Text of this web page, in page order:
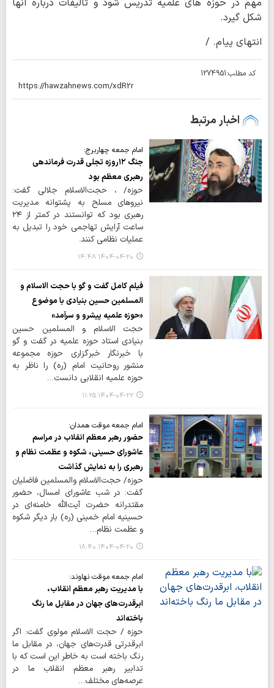
شکل گیرد.
انتهای پیام. /
کد مطلب:1274951
اخبار مرتبط
امام جمعه چهاربرج:
جنگ ۱۲روزه تجلی قدرت فرماندهی
رهبری معظم بود
حوزه/ ، حجت‌الاسلام جلالی گفت:
نیروهای مسلح به پشتوانه مدیریت
رهبری بود که توانستند در کمتر از ۲۴
ساعت آرایش تهاجمی خود را تبدیل به
عملیات نظامی کنند.
۱۴۰۴-۰۴-۲۰ ۱۴:۴۸
فیلم کامل گفت و گو با حجت الاسلام و
المسلمین حسین بنیادی با موضوع
«حوزه علمیه پیشرو و سرآمد»
حجت الاسلام و المسلمین حسین
بنیادی استاد حوزه علمیه در گفت و گو
با خبرنگار خبرگزاری حوزه مجموعه
منشور روحانیت امام (ره) را ناظر به
حوزه علمیه انقلابی دانست…
۱۴۰۴-۰۴-۲۲ ۱۱:۲۵
امام جمعه موقت همدان:
حضور رهبر معظم انقلاب در مراسم
عاشورای حسینی، شکوه و عظمت نظام و
رهبری را به نمایش گذاشت
حوزه/ حجت‌الاسلام والمسلمین فاضلیان
گفت: در شب عاشورای امسال، حضور
مقتدرانه حضرت آیت‌الله خامنه‌ای در
حسینیه امام خمینی (ره) بار دیگر شکوه
و عظمت نظام…
۱۴۰۴-۰۴-۲۰ ۱۸:۴۰
امام جمعه موقت نهاوند:
با مدیریت رهبر معظم انقلاب،
ابرقدرت‌های جهان در مقابل ما رنگ
باخته‌اند
حوزه / حجت الاسلام مولوی گفت: اگر
ابرقدرتی قدرت‌های جهان، در مقابل ما
رنگ باخته است به خاطر این است که با
تدابیر رهبر معظم انقلاب ما در
عرصه‌های مختلف…